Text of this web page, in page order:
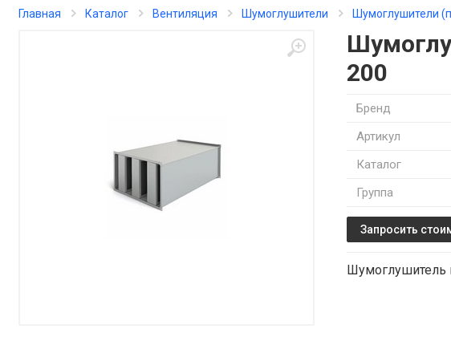
Кондиционирование
Расходные материалы
Главная Каталог Вентиляция Шумоглушители Шумоглушители
200
Бренд
Артикул
Каталог
Группа
Запросить
Шумоглушитель